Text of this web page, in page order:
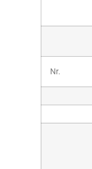
Nr.